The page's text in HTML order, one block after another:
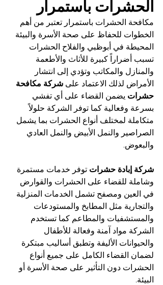
الحشرات باستمرار
مكافحة الحشرات باستمرار تعتبر من أهم
الخطوات للحفاظ على صحة الأسرة والبيئة
المحيطة في أبوظبي والفلاح الحشرات
تسبب أضراراً كبيرة للأثاث والأطعمة
والمنازل والمكاتب وتؤدي إلى انتشار
الأمراض لذلك الاعتماد على شركة مكافحة
حشرات يضمن القضاء على أي تفشي
بسرعة وفعالية كما توفر الشركة حلولاً
متكاملة لمختلف أنواع الحشرات بما يشمل
الصراصير والنمل الأبيض والنمل العادي
والبعوض.
شركة إبادة حشرات توفر خدمات مستمرة
وشاملة للقضاء على الحشرات والقوارض
في العين ومصفح تشمل الخدمات المنزلية
والتجارية مثل المطابخ والمستودعات
والمستشفيات والمطاعم كما تستخدم
الشركة مواد آمنة وفعالة للأطفال
والحيوانات الأليفة وتطبق أساليب مبتكرة
لضمان القضاء الكامل على جميع أنواع
الحشرات دون التأثير على صحة الأسرة أو
البيئة.